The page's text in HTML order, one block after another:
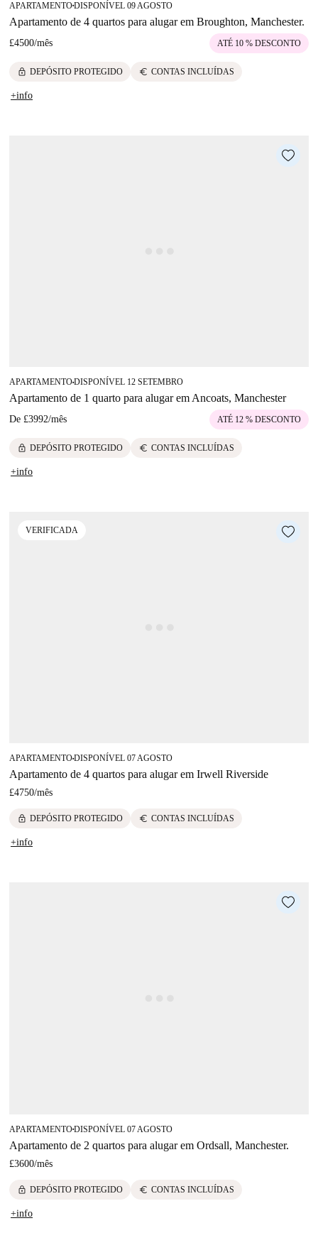
APARTAMENTO■DISPONÍVEL 09 AGOSTO
Apartamento de 4 quartos para alugar em Broughton, Manchester.
£4500/mês ATÉ 10 % DESCONTO
lock DEPÓSITO PROTEGIDO euro CONTAS INCLUÍDAS
+info
APARTAMENTO■DISPONÍVEL 12 SETEMBRO
Apartamento de 1 quarto para alugar em Ancoats, Manchester
De £3992/mês ATÉ 12 % DESCONTO
lock DEPÓSITO PROTEGIDO euro CONTAS INCLUÍDAS
+info
VERIFICADA
APARTAMENTO■DISPONÍVEL 07 AGOSTO
Apartamento de 4 quartos para alugar em Irwell Riverside
£4750/mês
lock DEPÓSITO PROTEGIDO euro CONTAS INCLUÍDAS
+info
APARTAMENTO■DISPONÍVEL 07 AGOSTO
Apartamento de 2 quartos para alugar em Ordsall, Manchester.
£3600/mês
lock DEPÓSITO PROTEGIDO euro CONTAS INCLUÍDAS
+info